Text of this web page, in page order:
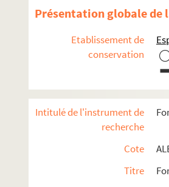
Présentation globale de
Etablissement de
conservation
Intitulé de l'instrument de
recherche
Cote
Titre
ALB 3.420. Séguier,
ALB 3.421.
ALB 3.422. Senty,
ALB 3.423bis. Serez,
Lettre d'Henri
Lettre d'Henri